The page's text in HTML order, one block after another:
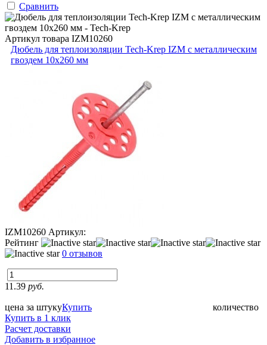
Сравнить
Артикул товара IZM10260
Дюбель для теплоизоляции Tech-Krep IZМ с металлическим
гвоздем 10х260 мм
IZM10260 Артикул:
Рейтинг
0 отзывов
11.39 руб.
цена за штуку количество
Купить
Купить в 1 клик
Расчет доставки
Добавить в избранное